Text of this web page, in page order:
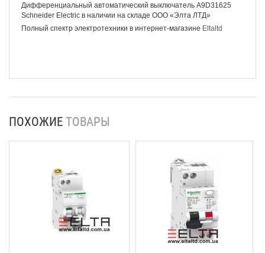
Дифференциальный автоматический выключатель A9D31625
Schneider Electric в наличии на складе ООО «Элта ЛТД»
Полный спектр электротехники в интернет-магазине Eltaltd
ПОХОЖИЕ ТОВАРЫ